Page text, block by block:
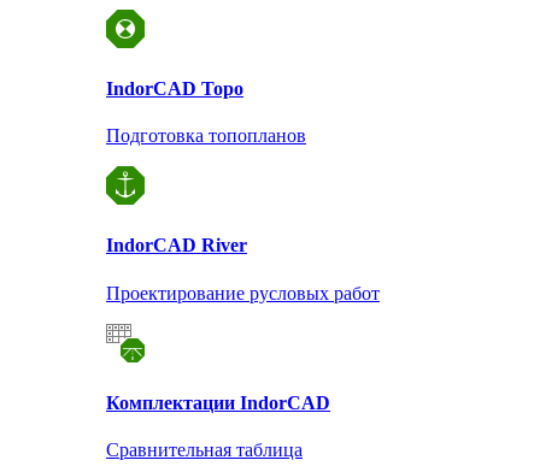
IndorCAD Topo
Подготовка топопланов
IndorCAD River
Проектирование русловых работ
Комплектации IndorCAD
Сравнительная таблица